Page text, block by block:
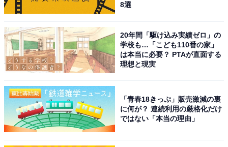
8選
20年間「駆け込み実績ゼロ」の
学校も…「こども110番の家」
は本当に必要？ PTAが直面する
理想と現実
「青春18きっぷ」販売激減の裏
に何が？ 連続利用の厳格化だけ
ではない「本当の理由」